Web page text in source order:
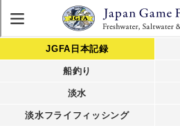
JGFA日本記録
船釣り
淡水
淡水フライフィッシング